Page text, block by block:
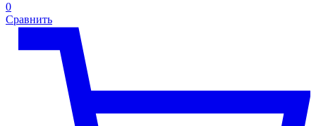
0
Сравнить